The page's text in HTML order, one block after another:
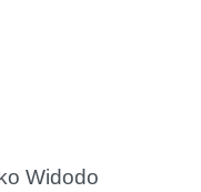
Widodo